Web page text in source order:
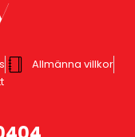
Allmänna villkor